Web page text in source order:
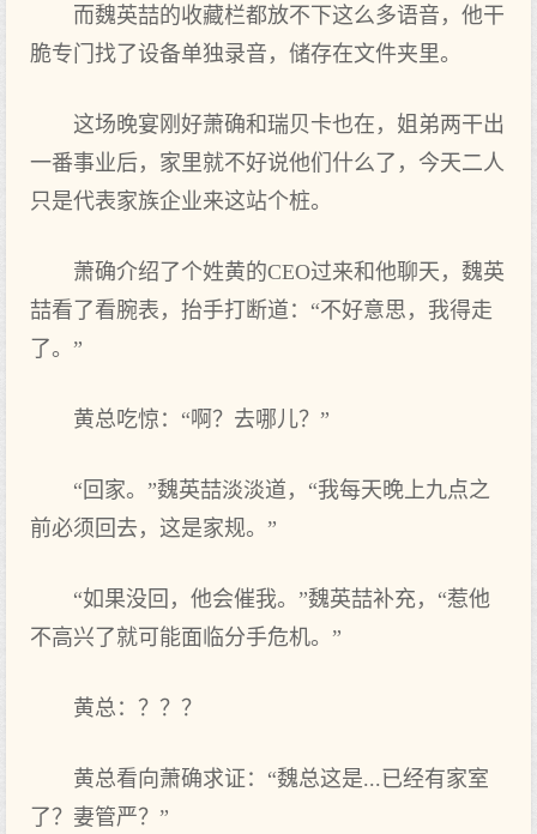
而魏英喆的收藏栏都放不下这么多语音，他干
脆专门找了设备单独录音，储存在文件夹里。
这场晚宴刚好萧确和瑞贝卡也在，姐弟两干出
一番事业后，家里就不好说他们什么了，今天二人
只是代表家族企业来这站个桩。
萧确介绍了个姓黄的CEO过来和他聊天，魏英
喆看了看腕表，抬手打断道：“不好意思，我得走
了。”
黄总吃惊：“啊？去哪儿？”
“回家。”魏英喆淡淡道，“我每天晚上九点之
前必须回去，这是家规。”
“如果没回，他会催我。”魏英喆补充，“惹他
不高兴了就可能面临分手危机。”
黄总：？？？
黄总看向萧确求证：“魏总这是...已经有家室
了？妻管严？”